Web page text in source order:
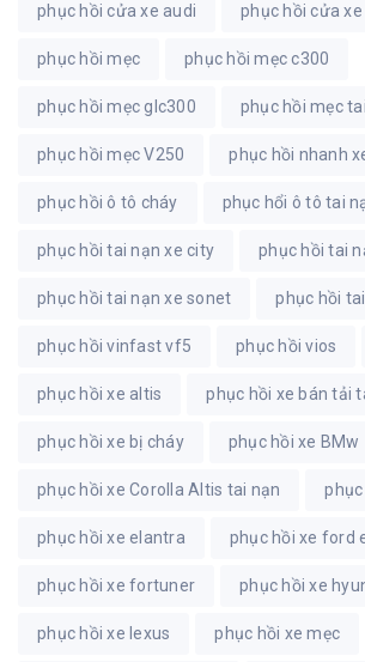
phục hồi cửa xe audi phục hồi cửa
phục hồi mẹc phục hồi mẹc c300
phục hồi mẹc glc300 phục hồi mẹc
phục hồi mẹc V250 phục hồi nhanh
phục hồi ô tô cháy phục hổi ô tô tai
phục hồi tai nạn xe city phục hồi tai
phục hồi tai nạn xe sonet phục hồi
phục hồi vinfast vf5 phục hồi vios
phục hồi xe altis phục hồi xe bán tải
phục hồi xe bị cháy phục hồi xe BMw
phục hồi xe Corolla Altis tai nạn
phục hồi xe elantra phục hồi xe ford
phục hồi xe fortuner phục hồi xe
phục hồi xe lexus phục hồi xe mẹc